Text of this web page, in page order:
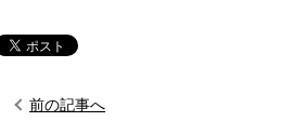
前の記事へ